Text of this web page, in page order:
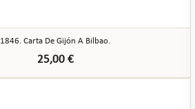
1846. Carta De Gijón A Bilbao.
25,00 €